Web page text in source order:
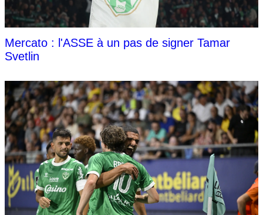
Mercato : l'ASSE à un pas de signer Tamar
Svetlin